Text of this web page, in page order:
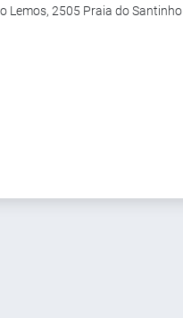
Lemos, 2505 Praia do Santinho